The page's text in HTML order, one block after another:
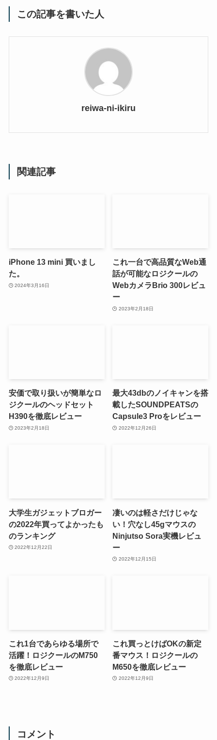
この記事を書いた人
reiwa-ni-ikiru
関連記事
iPhone 13 mini 買いまし
た。
2024年3月16日
これ一台で高品質なWeb通
話が可能なロジクールの
WebカメラBrio 300レビュ
ー
2023年2月18日
安価で取り扱いが簡単なロ
ジクールのヘッドセット
H390を徹底レビュー
2023年2月18日
最大43dbのノイキャンを搭
載したSOUNDPEATSの
Capsule3 Proをレビュー
2022年12月26日
大学生ガジェットブロガー
の2022年買ってよかったも
のランキング
2022年12月22日
凄いのは軽さだけじゃな
い！穴なし45gマウスの
Ninjutso Sora実機レビュ
ー
2022年12月15日
これ1台であらゆる場所で
活躍！ロジクールのM750
を徹底レビュー
2022年12月9日
これ買っとけばOKの新定
番マウス！ロジクールの
M650を徹底レビュー
2022年12月9日
コメント